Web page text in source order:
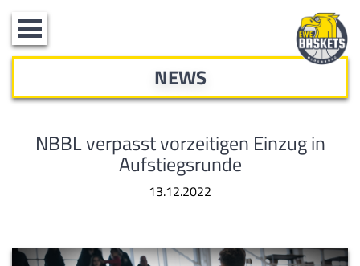
Toggle
navigation
NEWS
NBBL verpasst vorzeitigen Einzug in
Aufstiegsrunde
13.12.2022